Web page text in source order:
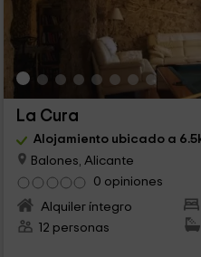
La Cura
Alojamiento ubicado a
Balones, Alicante
0 opiniones
Alquiler íntegro
12 personas